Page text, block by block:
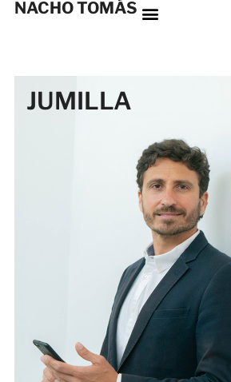
NACHO TOMÁS
JUMILLA